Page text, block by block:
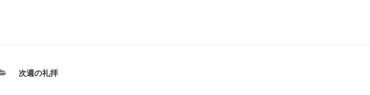
カ
次週の礼拝